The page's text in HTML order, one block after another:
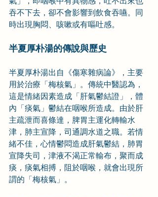
吞不下去，卻不會影響到飲食吞嚥。同
時出現胸悶、咳嗽或有嘔吐感。
半夏厚朴湯的傳說與歷史
半夏厚朴湯出自《傷寒雜病論》，主要
用於治療「梅核氣」。傳統中醫認為，
這是情緒因素造成「肝氣鬱結證」，體
內「痰氣」鬱結在咽喉所造成。由於肝
主疏泄而喜條達，脾胃主運化轉輸水
津，肺主宣降，司通調水道之職。若情
緒不佳，心情鬱悶造成肝氣鬱結，肺胃
宣降失司，津液不渴正常輸布，聚而成
痰，痰氣相搏，阻於咽喉，就會出現所
謂的「梅核氣」。